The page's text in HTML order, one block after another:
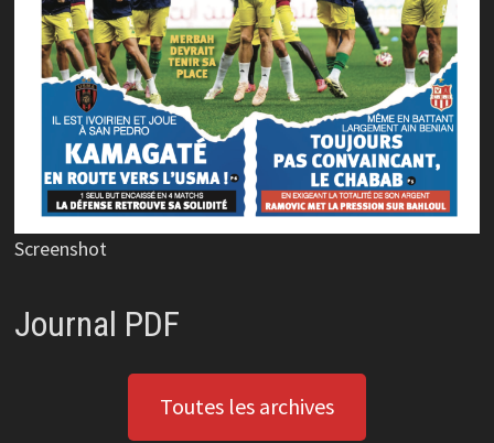
Screenshot
Journal PDF
Toutes les archives